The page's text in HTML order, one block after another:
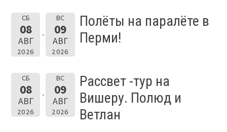
СБ
08
АВГ
2026
ВС
09
АВГ
2026
Полёты на паралёте в
Перми!
СБ
08
АВГ
2026
ВС
09
АВГ
2026
Рассвет -тур на
Вишеру. Полюд и
Ветлан